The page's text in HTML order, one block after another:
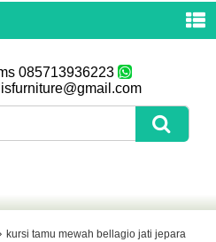
085713936223
kursi tamu mewah bellagio jati jepara